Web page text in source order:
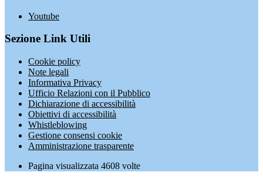
Youtube
Sezione Link Utili
Cookie policy
Note legali
Informativa Privacy
Ufficio Relazioni con il Pubblico
Dichiarazione di accessibilità
Obiettivi di accessibilità
Whistleblowing
Gestione consensi cookie
Amministrazione trasparente
Pagina visualizzata 4608 volte